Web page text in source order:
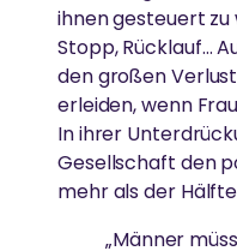
ihnen gesteuert zu
Stopp, Rücklauf…
den großen
erleiden, wenn
In ihrer
Gesellschaft den
mehr als der
„Männer